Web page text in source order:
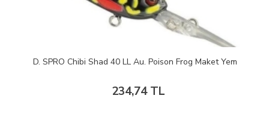
D. SPRO Chibi Shad 40 LL Au. Poison Frog Maket Yem
234,74 TL